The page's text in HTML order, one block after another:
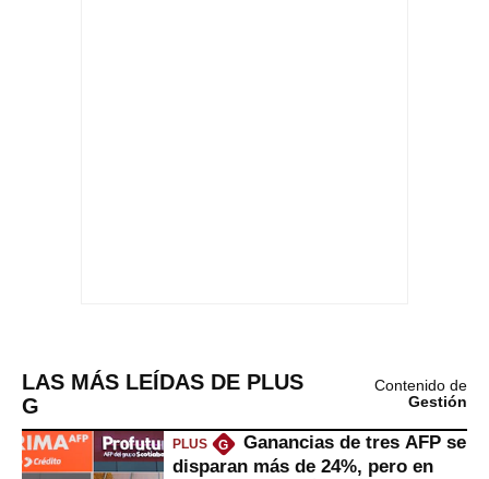
LAS MÁS LEÍDAS DE PLUS
G
Contenido de
Gestión
PLUS G
Ganancias de tres AFP se
disparan más de 24%, pero en